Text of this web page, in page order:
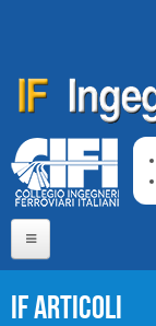
IF Articoli